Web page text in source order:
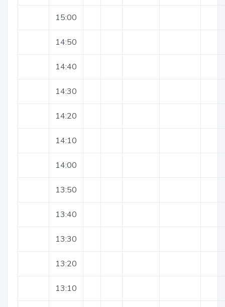
15:00
14:50
14:40
14:30
14:20
14:10
14:00
13:50
13:40
13:30
13:20
13:10